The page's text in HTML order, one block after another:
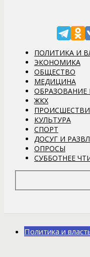
ПОЛИТИКА И
ЭКОНОМИКА
ОБЩЕСТВО
МЕДИЦИНА
ОБРАЗОВАНИЕ
ЖКХ
КУЛЬТУРА
СПОРТ
ДОСУГ И
ОПРОСЫ
СУББОТНЕЕ
Политика и